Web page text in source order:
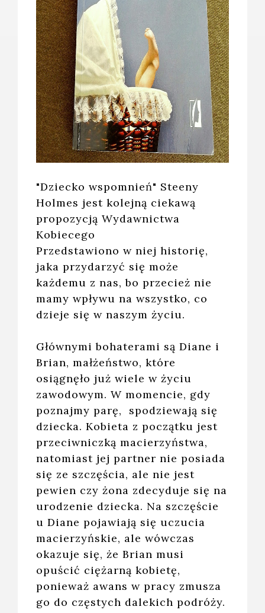
"Dziecko wspomnień" Steeny
Holmes jest kolejną ciekawą
propozycją Wydawnictwa
Kobiecego
Przedstawiono w niej historię,
jaka przydarzyć się może
każdemu z nas, bo przecież nie
mamy wpływu na wszystko, co
dzieje się w naszym życiu.
Głównymi bohaterami są Diane i
Brian, małżeństwo, które
osiągnęło już wiele w życiu
zawodowym. W momencie, gdy
poznajmy parę, spodziewają się
dziecka. Kobieta z początku jest
przeciwniczką macierzyństwa,
natomiast jej partner nie posiada
się ze szczęścia, ale nie jest
pewien czy żona zdecyduje się na
urodzenie dziecka. Na szczęście
u Diane pojawiają się uczucia
macierzyńskie, ale wówczas
okazuje się, że Brian musi
opuścić ciężarną kobietę,
ponieważ awans w pracy zmusza
go do częstych dalekich podróży.